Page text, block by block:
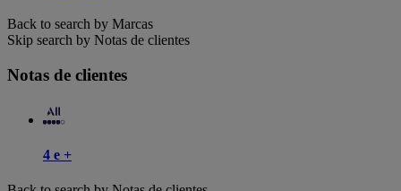
Back to search by Marcas
Skip search by Notas de clientes
Notas de clientes
4 e +